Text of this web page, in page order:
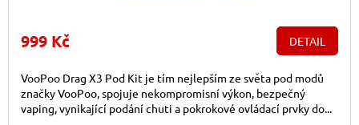
999 Kč DETAIL
VooPoo Drag X3 Pod Kit je tím nejlepším ze světa pod modů
značky VooPoo, spojuje nekompromisní výkon, bezpečný
vaping, vynikající podání chuti a pokrokové ovládací prvky do...